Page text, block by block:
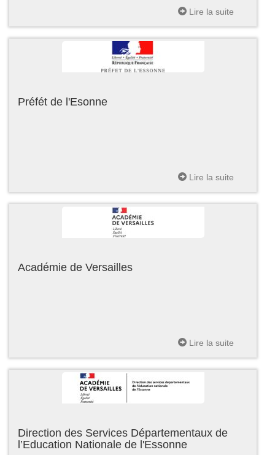
Lire la suite
Préfét de l'Esonne
Lire la suite
Académie de Versailles
Lire la suite
Direction des Services Départementaux de
l’Education Nationale de l'Essonne